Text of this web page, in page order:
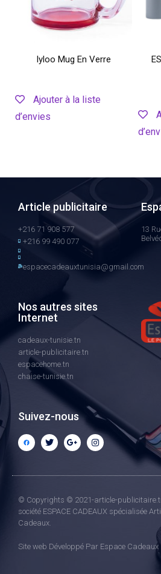
Iyloo Mug En Verre
Ajouter à la liste
d’envies
Article publicitaire
+216 71 908 577
+216 99 490 077
espacecadeauxtunisia@gmail.com
13
Nos autres sites
Internet
cadeaux-tunisie.tn
article-publicitaire.tn
espacehome.tn
chaise-tunisie.tn
Suivez-nous
© Copyrights © 2021-article-
société ESPACE CADEAUX spécialisée
Cadeaux.
Site web Développé Par Espace Cadeaux